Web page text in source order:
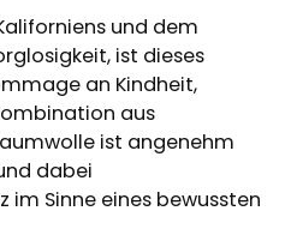
und dem
ist dieses
an Kindheit,
aus
ist angenehm
dabei
Sinne eines bewussten